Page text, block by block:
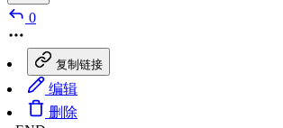
0
复制链接
编辑
删除